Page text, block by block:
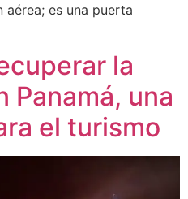
aérea; es una puerta
la
Panamá, una
el turismo